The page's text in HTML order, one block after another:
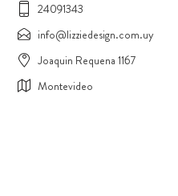
24091343
info@lizziedesign.com.uy
Joaquin Requena 1167
Montevideo